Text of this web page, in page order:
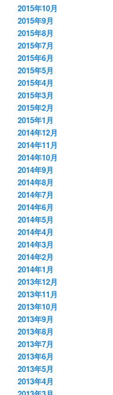
2015年10月
2015年9月
2015年8月
2015年7月
2015年6月
2015年5月
2015年4月
2015年3月
2015年2月
2015年1月
2014年12月
2014年11月
2014年10月
2014年9月
2014年8月
2014年7月
2014年6月
2014年5月
2014年4月
2014年3月
2014年2月
2014年1月
2013年12月
2013年11月
2013年10月
2013年9月
2013年8月
2013年7月
2013年6月
2013年5月
2013年4月